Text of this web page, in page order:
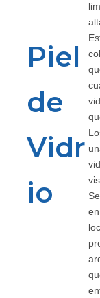
Piel
de
Vidr
io